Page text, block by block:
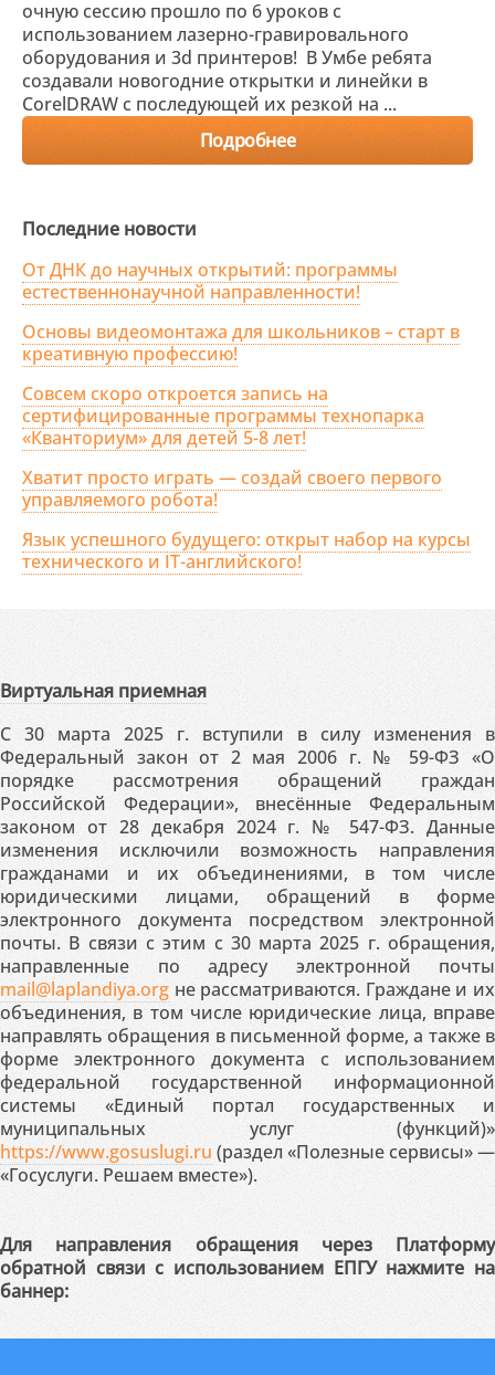
очную сессию прошло по 6 уроков с
использованием лазерно-гравировального
оборудования и 3d принтеров! В Умбе ребята
создавали новогодние открытки и линейки в
CorelDRAW с последующей их резкой на ...
Подробнее
Последние новости
От ДНК до научных открытий: программы
естественнонаучной направленности!
Основы видеомонтажа для школьников – старт в
креативную профессию!
Совсем скоро откроется запись на
сертифицированные программы технопарка
«Кванториум» для детей 5-8 лет!
Хватит просто играть — создай своего первого
управляемого робота!
Язык успешного будущего: открыт набор на курсы
технического и IT-английского!
Виртуальная приемная
С 30 марта 2025 г. вступили в силу изменения в
Федеральный закон от 2 мая 2006 г. № 59-ФЗ «О
порядке рассмотрения обращений граждан
Российской Федерации», внесённые Федеральным
законом от 28 декабря 2024 г. № 547-ФЗ. Данные
изменения исключили возможность направления
гражданами и их объединениями, в том числе
юридическими лицами, обращений в форме
электронного документа посредством электронной
почты. В связи с этим с 30 марта 2025 г. обращения,
направленные по адресу электронной почты
mail@laplandiya.org не рассматриваются. Граждане и их
объединения, в том числе юридические лица, вправе
направлять обращения в письменной форме, а также в
форме электронного документа с использованием
федеральной государственной информационной
системы «Единый портал государственных и
муниципальных услуг (функций)»
https://www.gosuslugi.ru (раздел «Полезные сервисы» —
«Госуслуги. Решаем вместе»).
Для направления обращения через Платформу
обратной связи с использованием ЕПГУ нажмите на
баннер: